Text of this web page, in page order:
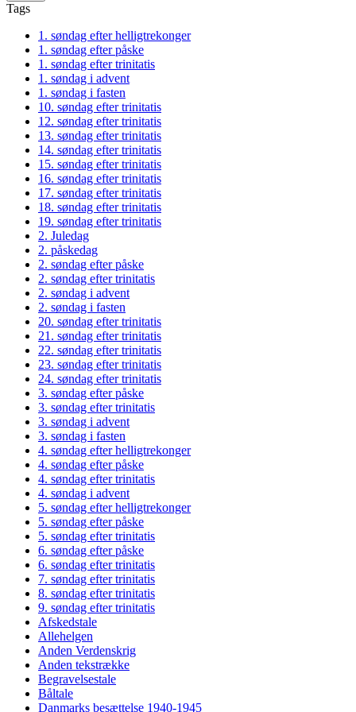
Tags
1. søndag efter helligtrekonger
1. søndag efter påske
1. søndag efter trinitatis
1. søndag i advent
1. søndag i fasten
10. søndag efter trinitatis
12. søndag efter trinitatis
13. søndag efter trinitatis
14. søndag efter trinitatis
15. søndag efter trinitatis
16. søndag efter trinitatis
17. søndag efter trinitatis
18. søndag efter trinitatis
19. søndag efter trinitatis
2. Juledag
2. påskedag
2. søndag efter påske
2. søndag efter trinitatis
2. søndag i advent
2. søndag i fasten
20. søndag efter trinitatis
21. søndag efter trinitatis
22. søndag efter trinitatis
23. søndag efter trinitatis
24. søndag efter trinitatis
3. søndag efter påske
3. søndag efter trinitatis
3. søndag i advent
3. søndag i fasten
4. søndag efter helligtrekonger
4. søndag efter påske
4. søndag efter trinitatis
4. søndag i advent
5. søndag efter helligtrekonger
5. søndag efter påske
5. søndag efter trinitatis
6. søndag efter påske
6. søndag efter trinitatis
7. søndag efter trinitatis
8. søndag efter trinitatis
9. søndag efter trinitatis
Afskedstale
Allehelgen
Anden Verdenskrig
Anden tekstrække
Begravelsestale
Båltale
Danmarks besættelse 1940-1945